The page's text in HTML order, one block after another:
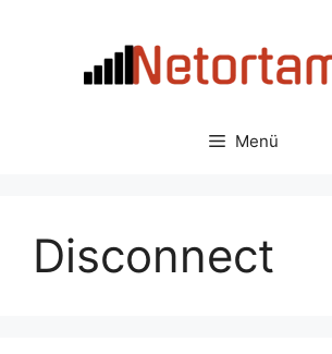
Menü
Disconnect